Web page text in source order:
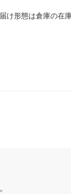
形態は倉庫の在